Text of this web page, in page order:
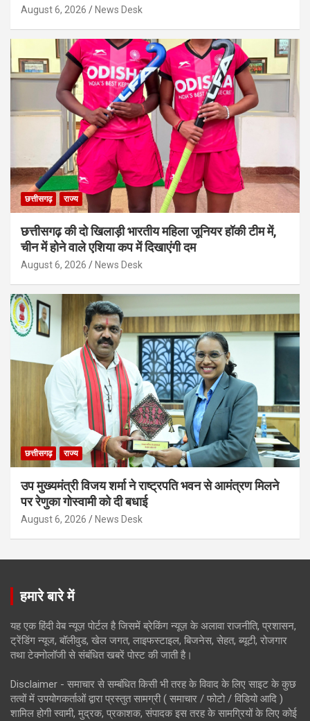
August 6, 2026 News Desk
छत्तीसगढ़ राज्य
छत्तीसगढ़ की दो खिलाड़ी भारतीय महिला जूनियर हॉकी टीम में,
चीन में होने वाले एशिया कप में दिखाएंगी दम
August 6, 2026 News Desk
छत्तीसगढ़ राज्य
उप मुख्यमंत्री विजय शर्मा ने राष्ट्रपति भवन से आमंत्रण मिलने
पर रेणुका गोस्वामी को दी बधाई
August 6, 2026 News Desk
हमारे बारे में
यह एक हिंदी वेब न्यूज़ पोर्टल है जिसमें ब्रेकिंग न्यूज़ के अलावा राजनीति, प्रशासन,
ट्रेंडिंग न्यूज, बॉलीवुड, खेल जगत, लाइफस्टाइल, बिजनेस, सेहत, ब्यूटी, रोजगार
तथा टेक्नोलॉजी से संबंधित खबरें पोस्ट की जाती है।
Disclaimer - समाचार से सम्बंधित किसी भी तरह के विवाद के लिए साइट के कुछ
तत्वों में उपयोगकर्ताओं द्वारा प्रस्तुत सामग्री ( समाचार / फोटो / विडियो आदि )
शामिल होगी स्वामी, मुद्रक, प्रकाशक, संपादक इस तरह के सामग्रियों के लिए कोई